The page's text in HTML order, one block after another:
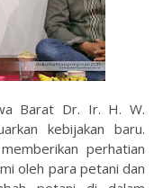
Barat Dr. Ir. H. W.
kebijakan baru.
perhatian
oleh para petani dan